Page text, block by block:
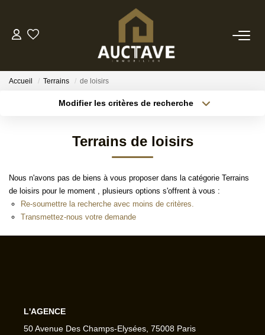
ACHETER
NOTRE PHILOSOPHIE
CONTACT
Accueil Terrains de loisirs
Modifier les critères de recherche
Référence
Plus de critères Créer une alerte
Terrains de loisirs
Nous n'avons pas de biens à vous proposer dans la catégorie Terrains
de loisirs pour le moment , plusieurs options s'offrent à vous :
Re-soumettre la recherche avec moins de critères.
Transmettez-nous votre demande
L'AGENCE
50 Avenue Des Champs-Elysées, 75008 Paris